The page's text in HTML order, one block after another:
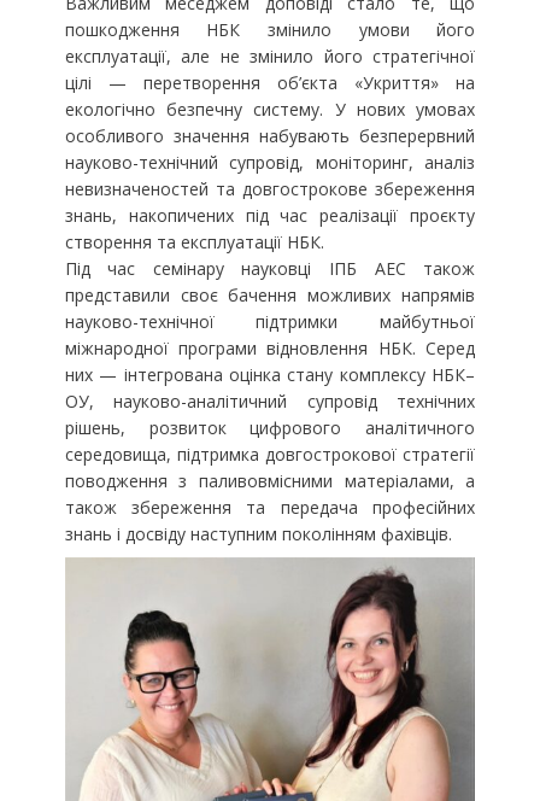
пошкодження НБК змінило умови його
експлуатації, але не змінило його стратегічної
цілі — перетворення об’єкта «Укриття» на
екологічно безпечну систему. У нових умовах
особливого значення набувають безперервний
науково-технічний супровід, моніторинг, аналіз
невизначеностей та довгострокове збереження
знань, накопичених під час реалізації проєкту
створення та експлуатації НБК.
Під час семінару науковці ІПБ АЕС також
представили своє бачення можливих напрямів
науково-технічної підтримки майбутньої
міжнародної програми відновлення НБК. Серед
них — інтегрована оцінка стану комплексу НБК–
ОУ, науково-аналітичний супровід технічних
рішень, розвиток цифрового аналітичного
середовища, підтримка довгострокової стратегії
поводження з паливовмісними матеріалами, а
також збереження та передача професійних
знань і досвіду наступним поколінням фахівців.